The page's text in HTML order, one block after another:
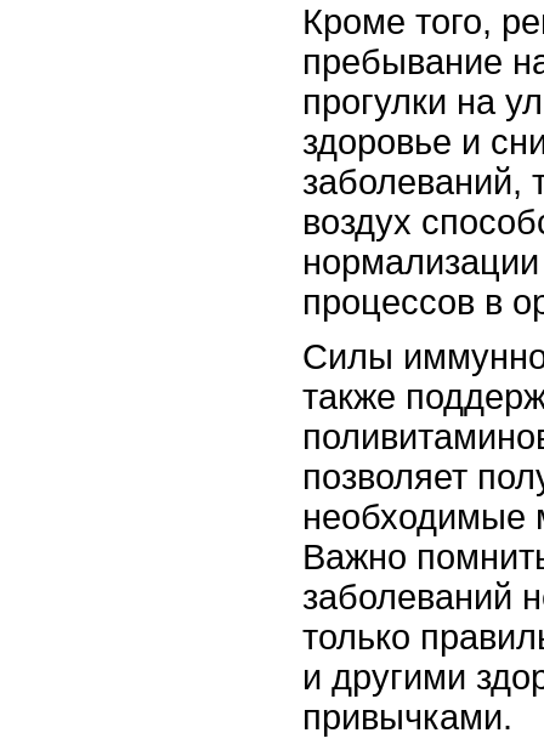
Кроме того,
пребывание
прогулки на
здоровье и
заболеваний,
воздух
процессов в
Силы
также
позволяет
необходимые
Важно
заболеваний
только
и другими
привычками.